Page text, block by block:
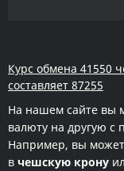
Курс обмена 41550
составляет 87255
На нашем сайте вы
валюту на другую с
Например, вы
в чешскую крону